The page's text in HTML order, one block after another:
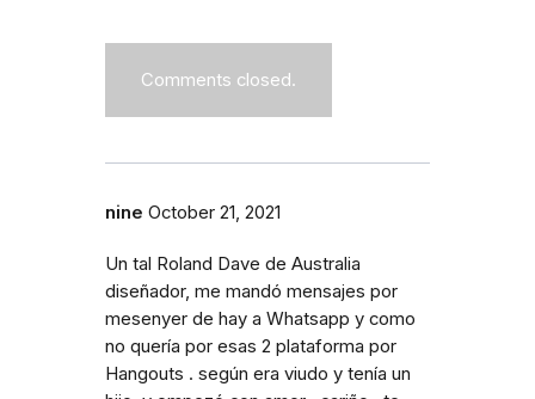
Comments closed.
nine October 21, 2021
Un tal Roland Dave de Australia
diseñador, me mandó mensajes por
mesenyer de hay a Whatsapp y como
no quería por esas 2 plataforma por
Hangouts . según era viudo y tenía un